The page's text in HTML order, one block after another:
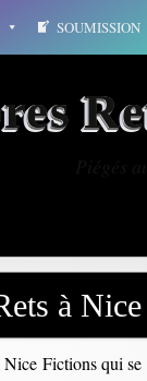
SOUMISSION
à
Fictions qui